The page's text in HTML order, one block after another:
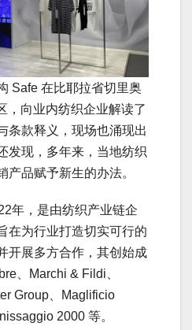
Safe 在比耶拉省切里奥
，向业内纺织企业解读了
条款释义，现场也涌现出
发现，多年来，当地纺织
产品赋予新生的办法。
年，是由纺织产业链企
在为行业打造切实可行的
开展多方合作，其创始成
、Marchi & Fildi、
Group、Maglificio
2000 等。